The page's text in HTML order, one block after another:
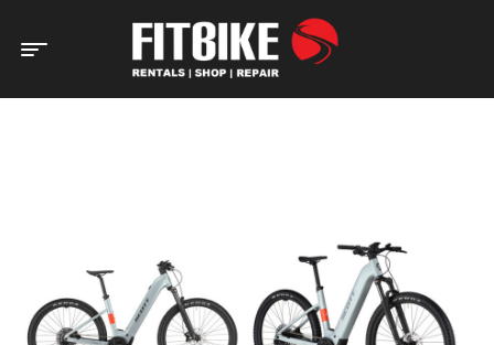
Bicicletas Eléctricas e-BTT
eRide 910 Wave (Alumínio)